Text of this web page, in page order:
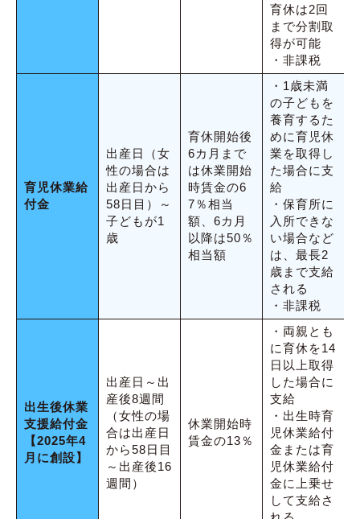
育休は2回
まで分割取
得が可能
・非課税
育児休業給
付金
出産日（女
性の場合は
出産日から
58日目）～
子どもが1
歳
育休開始後
6カ月まで
は休業開始
時賃金の6
7％相当
額、6カ月
以降は50％
相当額
・1歳未満
の子どもを
養育するた
めに育児休
業を取得し
た場合に支
給
・保育所に
入所できな
い場合など
は、最長2
歳まで支給
される
・非課税
出生後休業
支援給付金
【2025年4
月に創設】
出産日～出
産後8週間
（女性の場
合は出産日
から58日目
～出産後16
週間）
休業開始時
賃金の13％
・両親とも
に育休を14
日以上取得
した場合に
支給
・出生時育
児休業給付
金または育
児休業給付
金に上乗せ
して支給さ